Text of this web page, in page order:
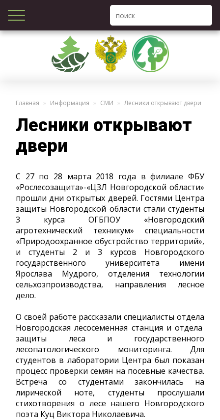
Главная Информация СМИ Лесники открывают двери
Лесники открывают
двери
С 27 по 28 марта 2018 года в филиале ФБУ
«Рослесозащита»-«ЦЗЛ Новгородской области»
прошли дни открытых дверей. Гостями Центра
защиты Новгородской области стали студенты
3 курса ОГБПОУ «Новгородский
агротехнический техникум» специальности
«Природоохранное обустройство территорий»,
и студенты 2 и 3 курсов Новгородского
государственного университета имени
Ярослава Мудрого, отделения технологии
сельхозпроизводства, направления лесное
дело.
О своей работе рассказали специалисты отдела
Новгородская лесосеменная станция и отдела
защиты леса и государственного
лесопатологического мониторинга. Для
студентов в лаборатории Центра был показан
процесс проверки семян на посевные качества.
Встреча со студентами закончилась на
лирической ноте, студенты прослушали
стихотворения о лесе нашего Новгородского
поэта Куц Виктора Николаевича.